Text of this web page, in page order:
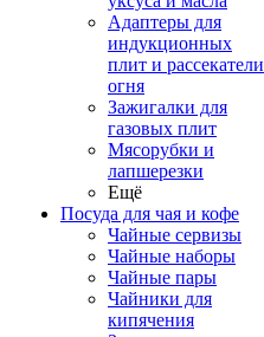
Адаптеры для
индукционных
плит и рассекатели
огня
Зажигалки для
газовых плит
Мясорубки и
лапшерезки
Ещё
Посуда для чая и кофе
Чайные сервизы
Чайные наборы
Чайные пары
Чайники для
кипячения